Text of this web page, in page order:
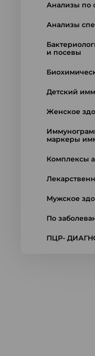
Анализы по
Анализы
и посевы
Детский
Женское
маркеры
Комплексы
Мужское
По
ПЦР-